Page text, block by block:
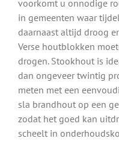
voorkomt u onnodige
in gemeenten waar
daarnaast altijd droog
Verse houtblokken
drogen. Stookhout is
dan ongeveer twintig
meten met een
sla brandhout op een
zodat het goed kan
scheelt in